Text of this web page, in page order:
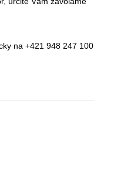
na +421 948 247 100